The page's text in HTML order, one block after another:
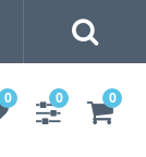
0 0 0